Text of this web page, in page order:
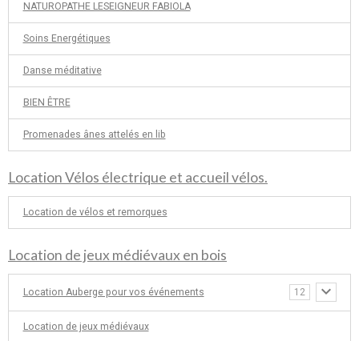
NATUROPATHE LESEIGNEUR FABIOLA
Soins Energétiques
Danse méditative
BIEN ÊTRE
Promenades ânes attelés en lib
Location Vélos électrique et accueil vélos.
Location de vélos et remorques
Location de jeux médiévaux en bois
Location Auberge pour vos événements 12
Location de jeux médiévaux